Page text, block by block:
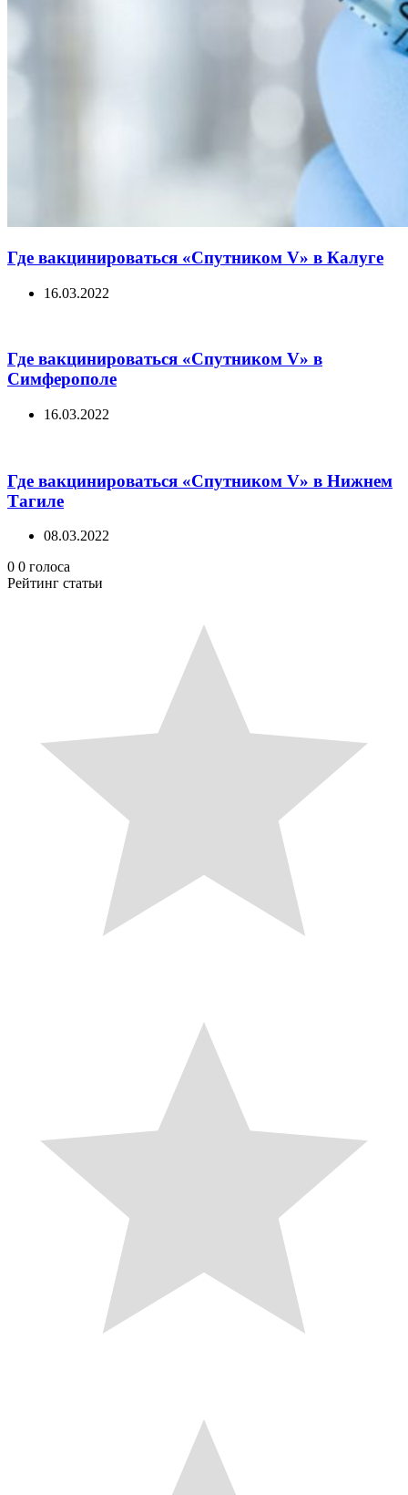
Где вакцинироваться «Спутником V» в Калуге
16.03.2022
Где вакцинироваться «Спутником V» в
Симферополе
16.03.2022
Где вакцинироваться «Спутником V» в Нижнем
Тагиле
08.03.2022
0 0 голоса
Рейтинг статьи